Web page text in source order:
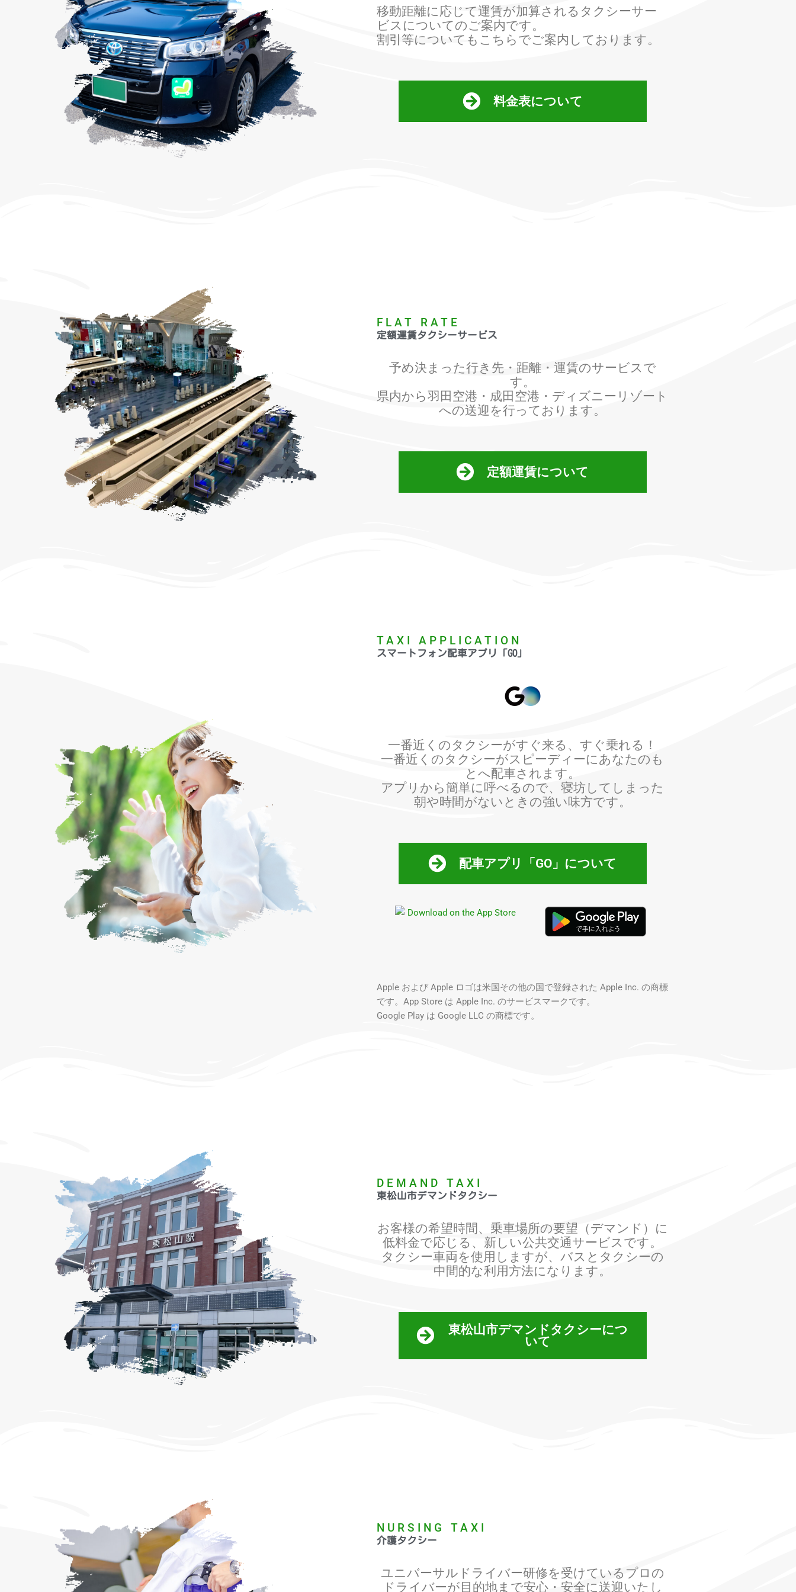
移動距離に応じて運賃が加算されるタクシーサー
ビスについてのご案内です。
割引等についてもこちらでご案内しております。
料金表について
FLAT RATE
定額運賃タクシーサービス
予め決まった行き先・距離・運賃のサービスで
す。
県内から羽田空港・成田空港・ディズニーリゾート
への送迎を行っております。
定額運賃について
TAXI APPLICATION
スマートフォン配車アプリ「GO」
一番近くのタクシーがすぐ来る、すぐ乗れる！
一番近くのタクシーがスピーディーにあなたのも
とへ配車されます。
アプリから簡単に呼べるので、寝坊してしまった
朝や時間がないときの強い味方です。
配車アプリ「GO」について
Apple および Apple ロゴは米国その他の国で登録された Apple Inc. の商標
です。App Store は Apple Inc. のサービスマークです。
Google Play は Google LLC の商標です。
DEMAND TAXI
東松山市デマンドタクシー
お客様の希望時間、乗車場所の要望（デマンド）に
低料金で応じる、新しい公共交通サービスです。
タクシー車両を使用しますが、バスとタクシーの
中間的な利用方法になります。
東松山市デマンドタクシーにつ
いて
NURSING TAXI
介護タクシー
ユニバーサルドライバー研修を受けているプロの
ドライバーが目的地まで安心・安全に送迎いたし